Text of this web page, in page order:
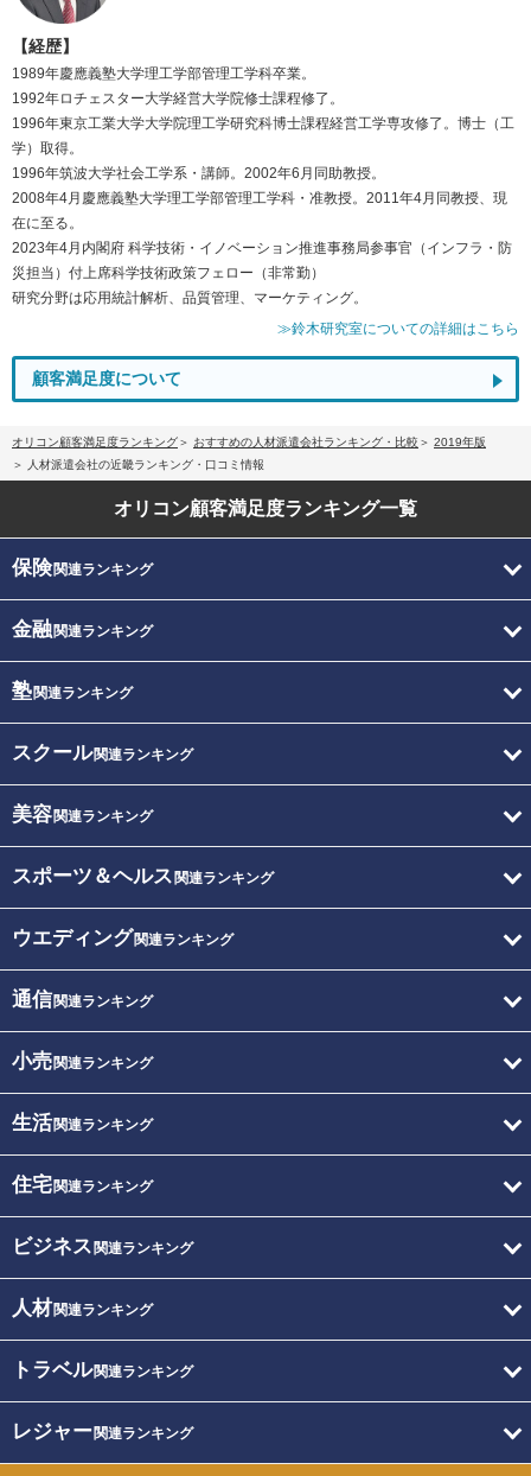
【経歴】
1989年慶應義塾大学理工学部管理工学科卒業。
1992年ロチェスター大学経営大学院修士課程修了。
1996年東京工業大学大学院理工学研究科博士課程経営工学専攻修了。博士（工
学）取得。
1996年筑波大学社会工学系・講師。2002年6月同助教授。
2008年4月慶應義塾大学理工学部管理工学科・准教授。2011年4月同教授、現
在に至る。
2023年4月内閣府 科学技術・イノベーション推進事務局参事官（インフラ・防
災担当）付上席科学技術政策フェロー（非常勤）
研究分野は応用統計解析、品質管理、マーケティング。
≫鈴木研究室についての詳細はこちら
顧客満足度について
オリコン顧客満足度ランキング おすすめの人材派遣会社ランキング・比較
2019年版
人材派遣会社の近畿ランキング・口コミ情報
オリコン顧客満足度ランキング一覧
保険関連ランキング
金融関連ランキング
塾関連ランキング
スクール関連ランキング
美容関連ランキング
スポーツ＆ヘルス 関連ランキング
ウエディング関連ランキング
通信関連ランキング
小売関連ランキング
生活関連ランキング
住宅関連ランキング
ビジネス 関連ランキング
人材関連ランキング
トラベル関連ランキング
レジャー関連ランキング